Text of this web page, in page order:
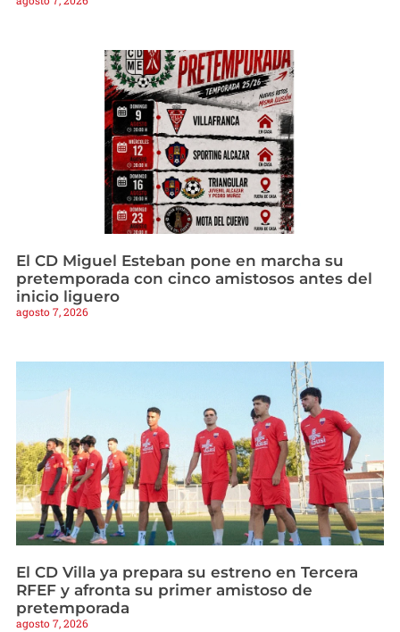
El CD Miguel Esteban pone en marcha su
pretemporada con cinco amistosos antes del
inicio liguero
agosto 7, 2026
El CD Villa ya prepara su estreno en Tercera
RFEF y afronta su primer amistoso de
pretemporada
agosto 7, 2026